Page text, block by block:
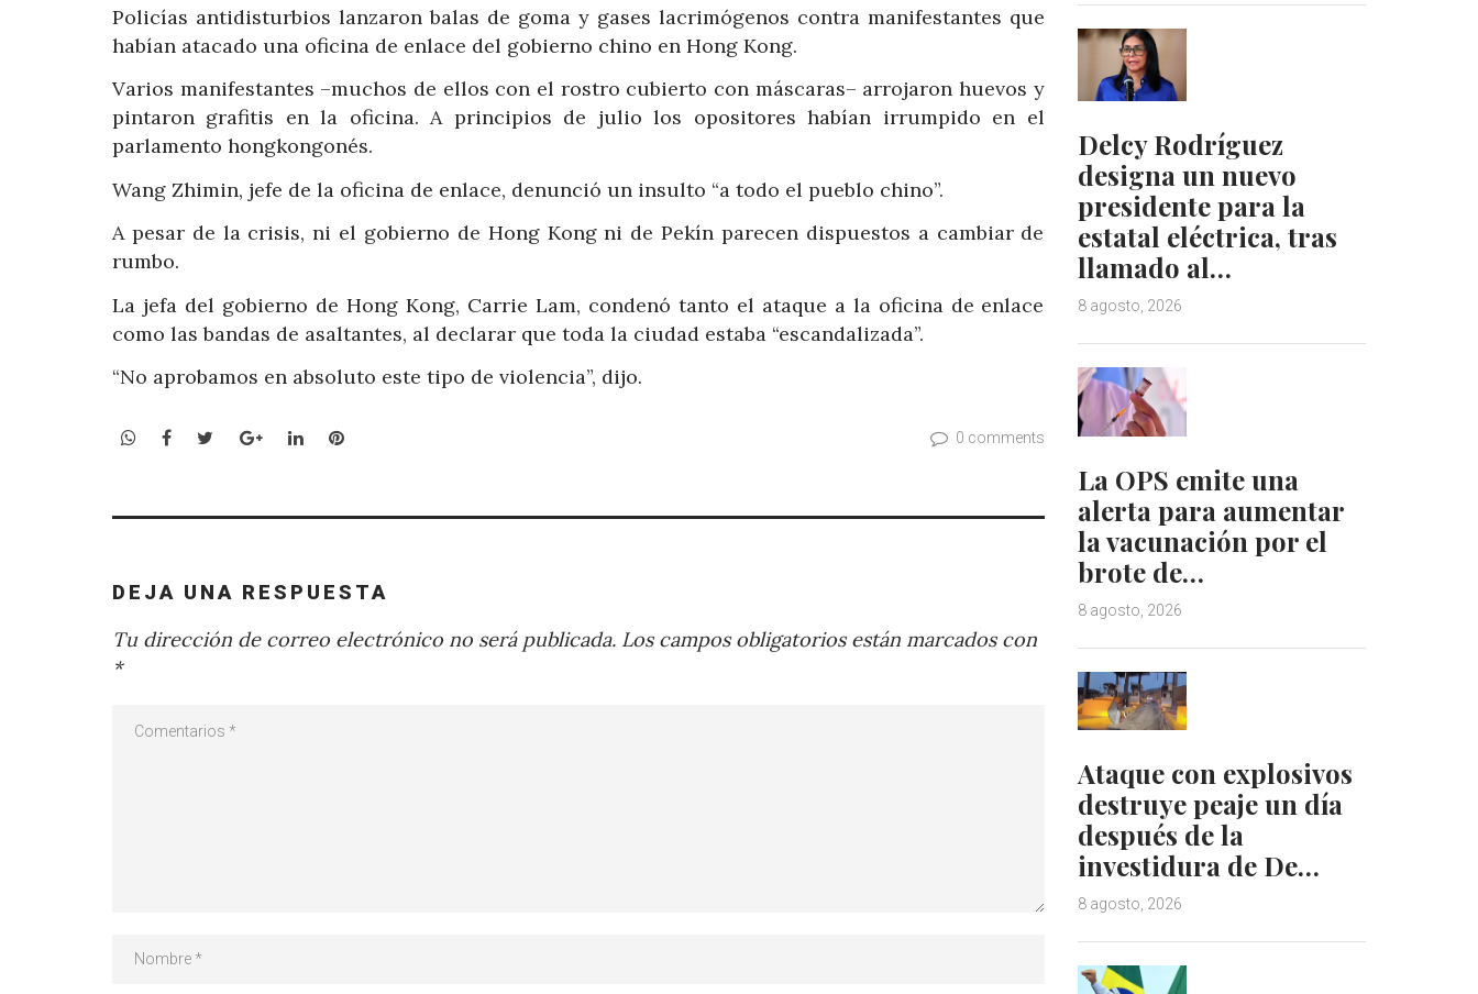
Policías antidisturbios lanzaron balas de goma y gases lacrimógenos contra manifestantes que
habían atacado una oficina de enlace del gobierno chino en Hong Kong.
Varios manifestantes –muchos de ellos con el rostro cubierto con máscaras– arrojaron huevos y
pintaron grafitis en la oficina. A principios de julio los opositores habían irrumpido en el
parlamento hongkongonés.
Wang Zhimin, jefe de la oficina de enlace, denunció un insulto “a todo el pueblo chino”.
A pesar de la crisis, ni el gobierno de Hong Kong ni de Pekín parecen dispuestos a cambiar de
rumbo.
La jefa del gobierno de Hong Kong, Carrie Lam, condenó tanto el ataque a la oficina de enlace
como las bandas de asaltantes, al declarar que toda la ciudad estaba “escandalizada”.
“No aprobamos en absoluto este tipo de violencia”, dijo.
WhatsApp
Facebook
TwitterGoogle+LinkedInPinterest 0 comments
DEJA UNA RESPUESTA
Tu dirección de correo electrónico no será publicada. Los campos obligatorios están marcados con
*
Delcy Rodríguez
designa un nuevo
presidente para la
estatal eléctrica, tras
llamado al…
8 agosto, 2026
La OPS emite una
alerta para aumentar
la vacunación por el
brote de…
8 agosto, 2026
Ataque con explosivos
destruye peaje un día
después de la
investidura de De…
8 agosto, 2026